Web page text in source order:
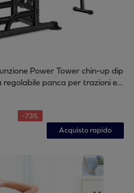
Power Tower chin-up dip
panca per trazioni e
-73%
Acquisto rapido